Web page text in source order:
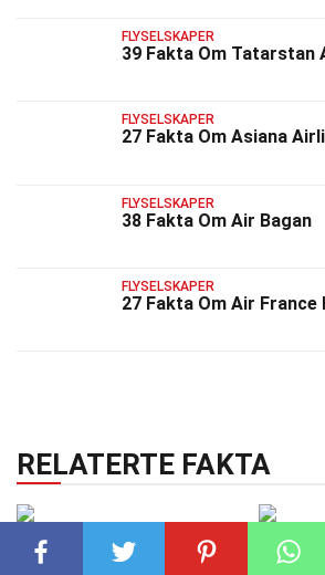
FLYSELSKAPER
39 Fakta Om Tatarstan
FLYSELSKAPER
27 Fakta Om Asiana
FLYSELSKAPER
38 Fakta Om Air Bagan
FLYSELSKAPER
27 Fakta Om Air France
RELATERTE FAKTA